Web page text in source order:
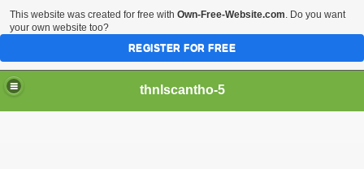
thnlscantho-5
This website was created for free with Own-Free-Website.com. Do you want
your own website too?
REGISTER FOR FREE